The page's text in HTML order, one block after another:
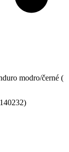
modro/černé (